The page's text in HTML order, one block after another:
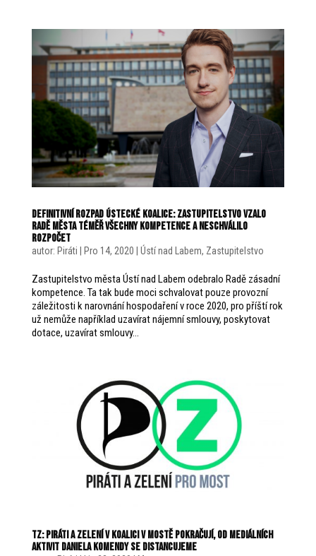
Definitivní rozpad ústecké koalice: zastupitelstvo vzalo
Radě města téměř všechny kompetence a neschválilo
rozpočet
autor: Piráti Pro 14, 2020 Ústí nad Labem, Zastupitelstvo
Zastupitelstvo města Ústí nad Labem odebralo Radě zásadní
kompetence. Ta tak bude moci schvalovat pouze provozní
záležitosti k narovnání hospodaření v roce 2020, pro příští rok
už nemůže například uzavírat nájemní smlouvy, poskytovat
dotace, uzavírat smlouvy...
TZ: Piráti a Zelení v koalici v Mostě pokračují, od mediálních
aktivit Daniela Komendy se distancujeme